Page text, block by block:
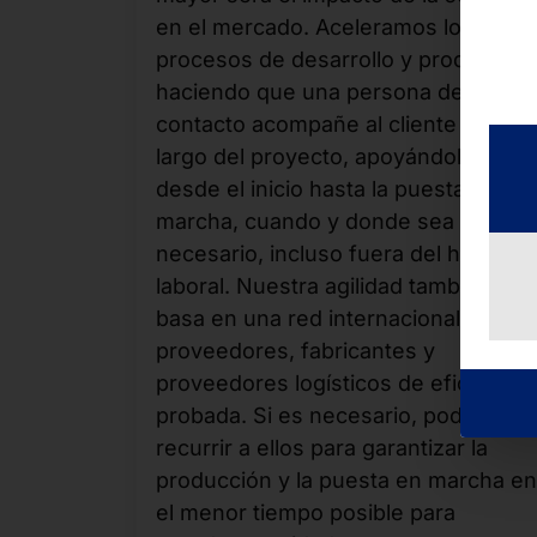
en el mercado. Aceleramos los
procesos de desarrollo y producción
haciendo que una persona de
contacto acompañe al cliente a lo
largo del proyecto, apoyándole
desde el inicio hasta la puesta en
marcha, cuando y donde sea
necesario, incluso fuera del horario
laboral. Nuestra agilidad también se
basa en una red internacional de
proveedores, fabricantes y
proveedores logísticos de eficacia
probada. Si es necesario, podemos
recurrir a ellos para garantizar la
producción y la puesta en marcha en
el menor tiempo posible para